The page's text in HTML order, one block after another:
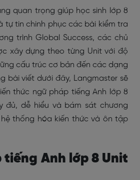
quan trọng giúp học sinh lớp 8
tự tin chinh phục các bài kiểm tra
trình Global Success, các chủ
xây dựng theo từng Unit với độ
cấu trúc cơ bản đến các dạng
bài viết dưới đây, Langmaster sẽ
thức ngữ pháp tiếng Anh lớp 8
đủ, dễ hiểu và bám sát chương
thống hóa kiến thức và ôn tập
tiếng Anh lớp 8 Unit